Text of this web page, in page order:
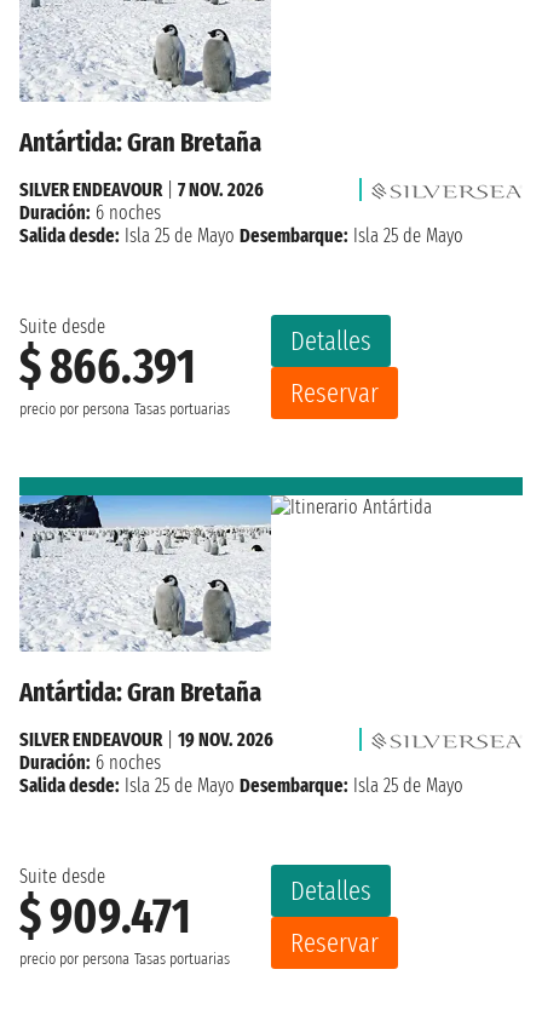
Antártida: Gran Bretaña
Suite desde
$ 866.391
precio por persona Tasas portuarias
Detalles
Reservar
SILVER ENDEAVOUR| 7 NOV. 2026
Duración: 6 noches
Salida desde: Isla 25 de Mayo Desembarque: Isla 25 de Mayo
Antártida: Gran Bretaña
Suite desde
$ 909.471
precio por persona Tasas portuarias
Detalles
Reservar
SILVER ENDEAVOUR| 19 NOV. 2026
Duración: 6 noches
Salida desde: Isla 25 de Mayo Desembarque: Isla 25 de Mayo